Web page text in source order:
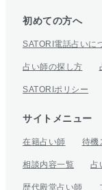
初めての方へ
SATORI電話占いに
占い師の探し方
SATORIポリシー
サイトメニュー
在籍占い師 待機
相談内容一覧 占
歴代殿堂占い師